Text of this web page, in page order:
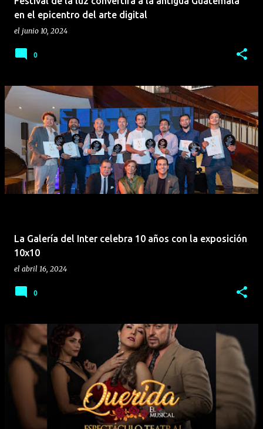
en el epicentro del arte digital
el junio 10, 2024
0
La Galería del Inter celebra 10 años con la exposición
10x10
el abril 16, 2024
0